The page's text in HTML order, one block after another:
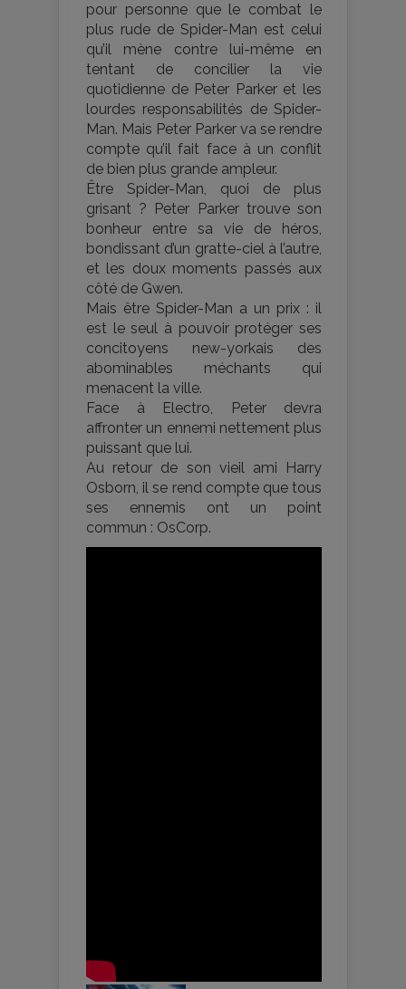
pour personne que le combat le
plus rude de Spider-Man est celui
qu’il mène contre lui-même en
tentant de concilier la vie
quotidienne de Peter Parker et les
lourdes responsabilités de Spider-
Man. Mais Peter Parker va se rendre
compte qu’il fait face à un conflit
de bien plus grande ampleur.
Être Spider-Man, quoi de plus
grisant ? Peter Parker trouve son
bonheur entre sa vie de héros,
bondissant d’un gratte-ciel à l’autre,
et les doux moments passés aux
côté de Gwen.
Mais être Spider-Man a un prix : il
est le seul à pouvoir protéger ses
concitoyens new-yorkais des
abominables méchants qui
menacent la ville.
Face à Electro, Peter devra
affronter un ennemi nettement plus
puissant que lui.
Au retour de son vieil ami Harry
Osborn, il se rend compte que tous
ses ennemis ont un point
commun : OsCorp.